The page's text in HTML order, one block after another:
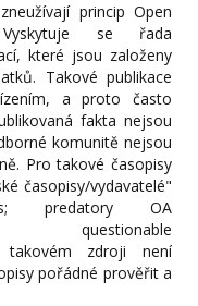
princip Open
se řada
které jsou založeny
Takové publikace
a proto často
fakta nejsou
komunitě nejsou
Pro takové časopisy
časopisy/vydavatelé"
predatory OA
takovém zdroji není
pořádné prověřit a